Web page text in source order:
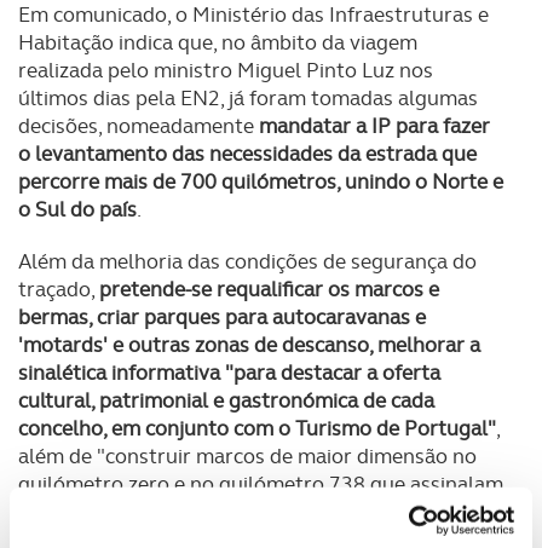
Em comunicado, o Ministério das Infraestruturas e
Habitação indica que, no âmbito da viagem
realizada pelo ministro Miguel Pinto Luz nos
últimos dias pela EN2, já foram tomadas algumas
decisões, nomeadamente mandatar a IP para fazer
o levantamento das necessidades da estrada que
percorre mais de 700 quilómetros, unindo o Norte e
o Sul do país.
Além da melhoria das condições de segurança do
traçado, pretende-se requalificar os marcos e
bermas, criar parques para autocaravanas e
'motards' e outras zonas de descanso, melhorar a
sinalética informativa "para destacar a oferta
cultural, patrimonial e gastronómica de cada
concelho, em conjunto com o Turismo de Portugal",
além de "construir marcos de maior dimensão no
quilómetro zero e no quilómetro 738 que assinalam
o início e o fim do percurso da EN2 em Chaves e